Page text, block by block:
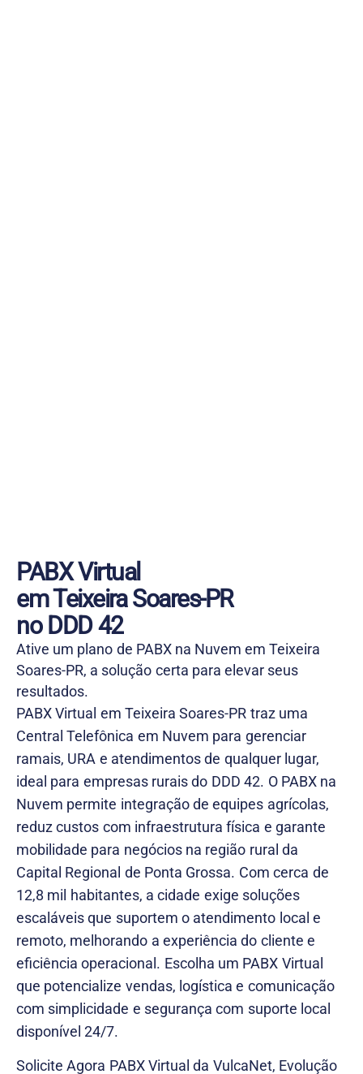
PABX Virtual
em Teixeira Soares-PR
no DDD 42
Ative um plano de PABX na Nuvem em Teixeira
Soares-PR, a solução certa para elevar seus
resultados.
PABX Virtual em Teixeira Soares-PR traz uma
Central Telefônica em Nuvem para gerenciar
ramais, URA e atendimentos de qualquer lugar,
ideal para empresas rurais do DDD 42. O PABX na
Nuvem permite integração de equipes agrícolas,
reduz custos com infraestrutura física e garante
mobilidade para negócios na região rural da
Capital Regional de Ponta Grossa. Com cerca de
12,8 mil habitantes, a cidade exige soluções
escaláveis que suportem o atendimento local e
remoto, melhorando a experiência do cliente e
eficiência operacional. Escolha um PABX Virtual
que potencialize vendas, logística e comunicação
com simplicidade e segurança com suporte local
disponível 24/7.
Solicite Agora PABX Virtual da VulcaNet, Evolução